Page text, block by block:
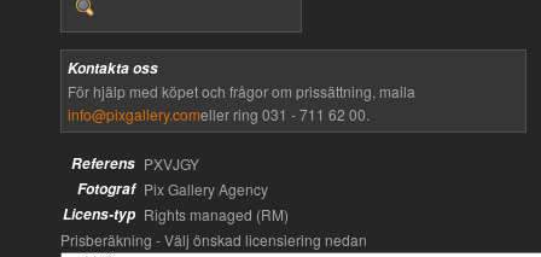
Kontakta oss
För hjälp med köpet och frågor om prissättning, maila
info@pixgallery.comeller ring 031 - 711 62 00.
Referens PXVJGY
Fotograf Pix Gallery Agency
Licens-typ Rights managed (RM)
Prisberäkning - Välj önskad licensiering nedan